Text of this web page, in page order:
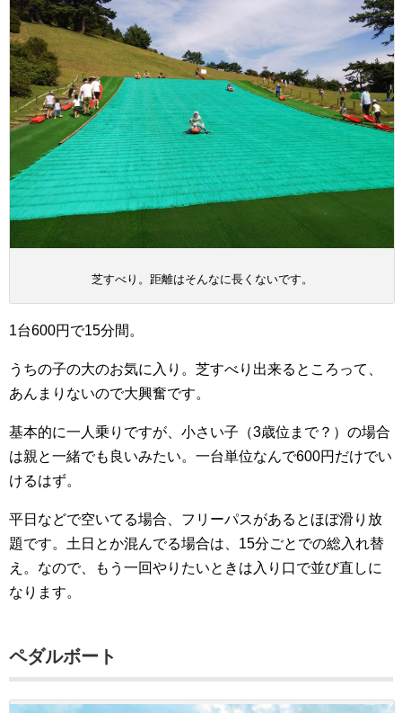
芝すべり。距離はそんなに長くないです。
1台600円で15分間。
うちの子の大のお気に入り。芝すべり出来るところって、
あんまりないので大興奮です。
基本的に一人乗りですが、小さい子（3歳位まで？）の場合
は親と一緒でも良いみたい。一台単位なんで600円だけでい
けるはず。
平日などで空いてる場合、フリーパスがあるとほぼ滑り放
題です。土日とか混んでる場合は、15分ごとでの総入れ替
え。なので、もう一回やりたいときは入り口で並び直しに
なります。
ペダルボート